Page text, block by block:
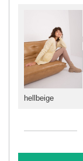
hellbeige